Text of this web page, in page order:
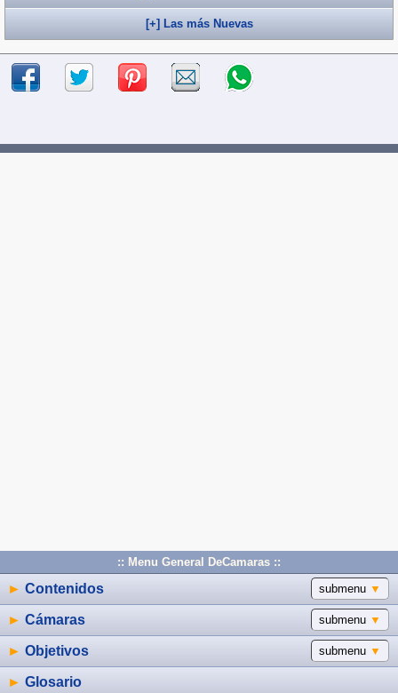
[+] Las más Nuevas
:: Menu General DeCamaras ::
submenu ▼
► Contenidos
submenu ▼
► Cámaras
submenu ▼
► Objetivos
► Glosario